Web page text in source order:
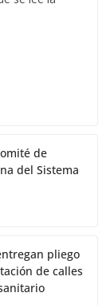
de
del Sistema
pliego
de calles